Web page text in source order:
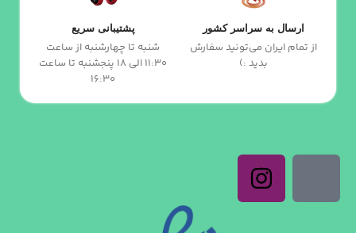
ارسال به سراسر کشور
از تمام ایران می‌تونید سفارش
بدید :)
پشتیبانی سریع
شنبه تا چهارشنبه از ساعت
11:30 الی 18 پنجشنبه تا ساعت
16:30